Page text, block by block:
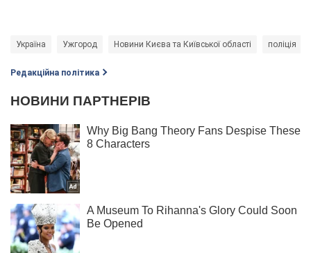
Україна Ужгород Новини Києва та Київської області поліція
Редакційна політика